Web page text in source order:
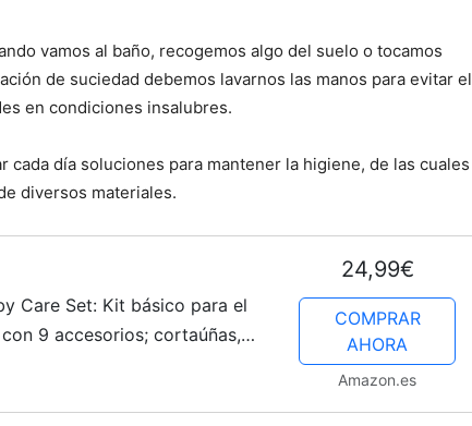
vamos al baño, recogemos algo del suelo o tocamos
de suciedad debemos lavarnos las manos para evitar el
en condiciones insalubres.
día soluciones para mantener la higiene, de las cuales
diversos materiales.
Care Set: Kit básico para el
9 accesorios; cortaúñas,
24,99€
COMPRAR
AHORA
Amazon.es